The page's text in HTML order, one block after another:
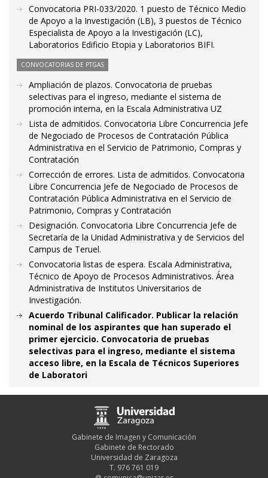
Convocatoria PRI-033/2020. 1 puesto de Técnico Medio
de Apoyo a la Investigación (LB), 3 puestos de Técnico
Especialista de Apoyo a la Investigación (LC),
Laboratorios Edificio Etopia y Laboratorios BIFI.
CONVOCATORIAS DE PTGAS
Ampliación de plazos. Convocatoria de pruebas
selectivas para el ingreso, mediante el sistema de
promoción interna, en la Escala Administrativa UZ
Lista de admitidos. Convocatoria Libre Concurrencia Jefe
de Negociado de Procesos de Contratación Pública
Administrativa en el Servicio de Patrimonio, Compras y
Contratación
Corrección de errores. Lista de admitidos. Convocatoria
Libre Concurrencia Jefe de Negociado de Procesos de
Contratación Pública Administrativa en el Servicio de
Patrimonio, Compras y Contratación
Designación. Convocatoria Libre Concurrencia Jefe de
Secretaría de la Unidad Administrativa y de Servicios del
Campus de Teruel.
Convocatoria listas de espera. Escala Administrativa,
Técnico de Apoyo de Procesos Administrativos. Área
Administrativa de Institutos Universitarios de
Investigación.
Acuerdo Tribunal Calificador. Publicar la relación
nominal de los aspirantes que han superado el
primer ejercicio. Convocatoria de pruebas
selectivas para el ingreso, mediante el sistema
acceso libre, en la Escala de Técnicos Superiores
de Laboratori
Gabinete de Imagen y Comunicación
Gabinete de Rectorado
Universidad de Zaragoza
T. 976 761 019